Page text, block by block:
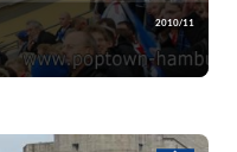
2010/11